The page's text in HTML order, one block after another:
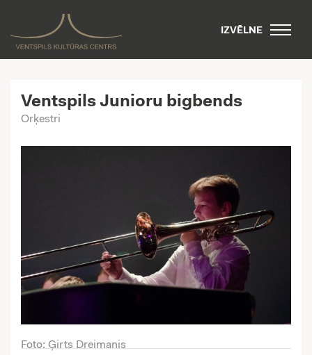
IZVĒLNE
Ventspils Junioru bigbends
Orķestri
Foto: Ģirts Dreimanis